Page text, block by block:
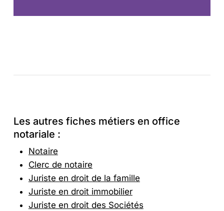
Les autres fiches métiers en office
notariale :
Notaire
Clerc de notaire
Juriste en droit de la famille
Juriste en droit immobilier
Juriste en droit des Sociétés